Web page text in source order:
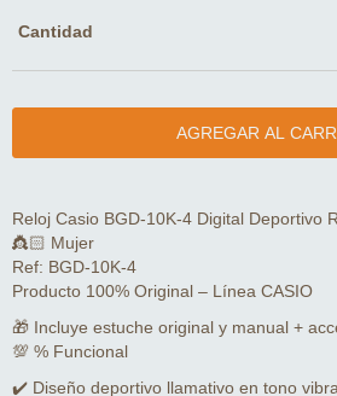
Cantidad
Reloj Casio BGD-10K-4 Digital Deportivo
👸🏻 Mujer
Ref: BGD-10K-4
Producto 100% Original – Línea CASIO
🎁 Incluye estuche original y manual +
💯 % Funcional
✔️ Diseño deportivo llamativo en tono